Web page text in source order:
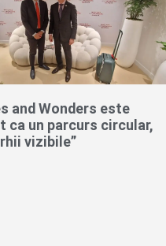
and Wonders este
ca un parcurs circular,
vizibile”